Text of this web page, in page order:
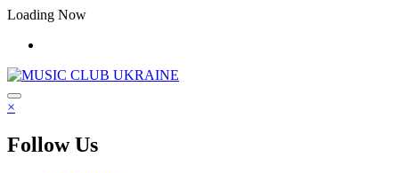
Перейти
контенту
Loading Now
×
Follow Us